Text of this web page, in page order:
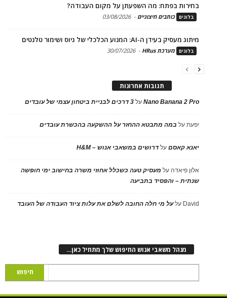
בחירות בפתח: מה השפעתן על מקום העבודה?
בלוגים כותבים חיצוניים -
03/08/2026
מיתוג מעסיק בעידן ה-AI: המנוע הכלכלי של גיוס ושימור טלנטים
בלוגים מערכת HRus -
30/07/2026
תגובות אחרונות
Nano Banana 2 Proעל 3 דרכים לבניית ביטחון עצמי של עובדים
יפעתעל במה מתבטא ההחזר על ההשקעה בהכשרת עובדים
יאנא קאסםעלדרושים במשאבי אנוש – H&M
אלון פיאדה על מעסיק טעה כשכלל אחוזי משרה בחישוב ימי חופשה
שנתית – והפסיד בתביעה
David עלעל מי חלה החובה לשלם את עלות ציוד העבודה של העובד
מנהל משאבי אנוש החיפוש שלך מתחיל כאן…